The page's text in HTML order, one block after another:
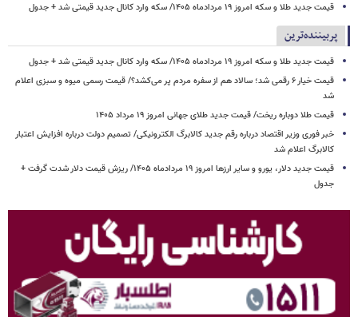
قیمت جدید طلا و سکه امروز ۱۹ مردادماه ۱۴۰۵/ سکه وارد کانال جدید قیمتی شد + جدول
پربیننده‌ترین
قیمت جدید طلا و سکه امروز ۱۹ مردادماه ۱۴۰۵/ سکه وارد کانال جدید قیمتی شد + جدول
قیمت خیار ۶ رقمی شد؛ سالاد هم از سفره مردم پر می‌کشد؟/ قیمت رسمی میوه و سبزی اعلام
شد
قیمت طلا دوباره ریخت/ قیمت جدید طلای جهانی امروز ۱۹ مرداد ۱۴۰۵
خبر فوری وزیر اقتصاد درباره رقم جدید کالابرگ الکترونیکی/ تصمیم دولت درباره افزایش اعتبار
کالابرگ اعلام شد
قیمت جدید دلار، یورو و سایر ارزها امروز ۱۹ مردادماه ۱۴۰۵/ ریزش قیمت دلار شدت گرفت +
جدول